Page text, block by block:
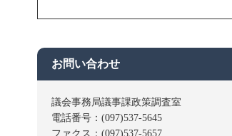
お問い合わせ
議会事務局議事課政策調査室
電話番号：(097)537-5645
ファクス：(097)537-5657